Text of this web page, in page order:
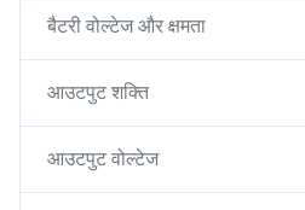
बैटरी वोल्टेज और क्षमता
आउटपुट शक्ति
आउटपुट वोल्टेज